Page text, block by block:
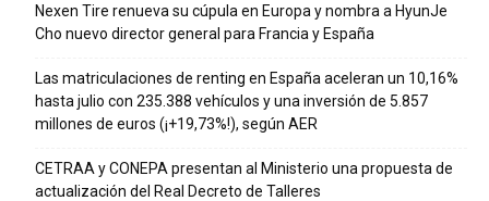
Nexen Tire renueva su cúpula en Europa y nombra a HyunJe
Cho nuevo director general para Francia y España
Las matriculaciones de renting en España aceleran un 10,16%
hasta julio con 235.388 vehículos y una inversión de 5.857
millones de euros (¡+19,73%!), según AER
CETRAA y CONEPA presentan al Ministerio una propuesta de
actualización del Real Decreto de Talleres